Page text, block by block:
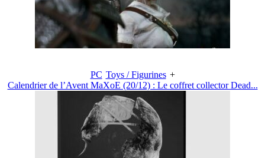
PC Toys / Figurines +
Calendrier de l’Avent MaXoE (20/12) : Le coffret collector Dead...